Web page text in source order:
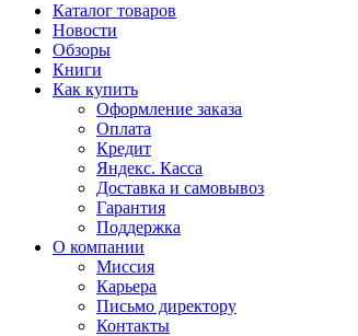
Каталог товаров
Новости
Обзоры
Книги
Как купить
Оформление заказа
Оплата
Кредит
Яндекс. Касса
Доставка и самовывоз
Гарантия
Поддержка
О компании
Миссия
Карьера
Письмо директору
Контакты